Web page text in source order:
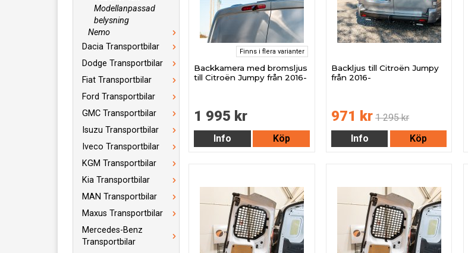
Modellanpassad
belysning
Nemo
Dacia Transportbilar
Dodge Transportbilar
Fiat Transportbilar
Ford Transportbilar
GMC Transportbilar
Isuzu Transportbilar
Iveco Transportbilar
KGM Transportbilar
Kia Transportbilar
MAN Transportbilar
Maxus Transportbilar
Mercedes-Benz
Transportbilar
Finns i flera varianter
Backkamera med bromsljus
till Citroën Jumpy från 2016-
1 995 kr
Info Köp
Backljus till Citroën Jumpy
från 2016-
971 kr 1 295 kr
Info
Köp